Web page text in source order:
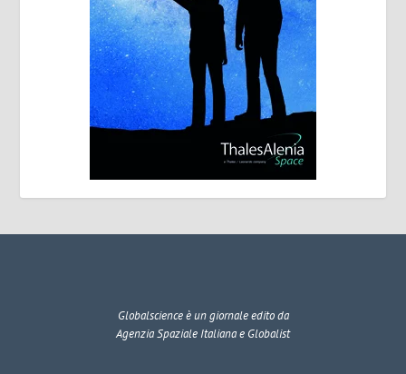
Globalscienceè un giornale edito da
Agenzia Spaziale Italiana e Globalist